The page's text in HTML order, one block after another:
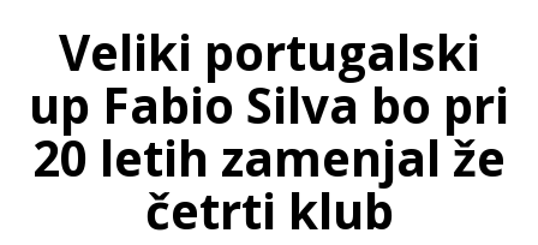
Veliki portugalski
up Fabio Silva bo pri
20 letih zamenjal že
četrti klub